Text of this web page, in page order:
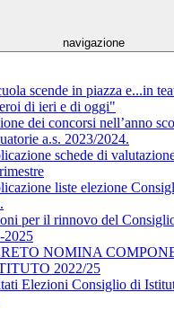
navigazione
scende in piazza e...in
di ieri e di oggi"
dei concorsi nell’anno
a.s. 2023/2024.
schede di
liste elezione
per il rinnovo del
2025
NOMINA
2022/25
Elezioni Consiglio di